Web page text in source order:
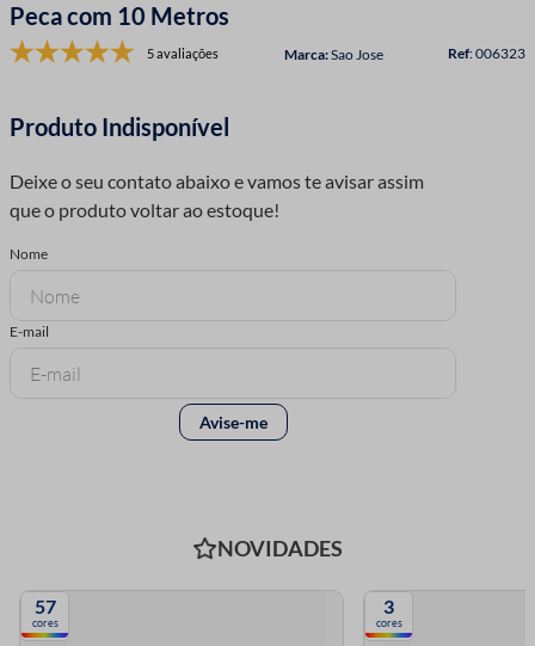
Peca com 10 Metros
5 avaliações Sao Jose :006323
NOVIDADES
57
cores
3
cores